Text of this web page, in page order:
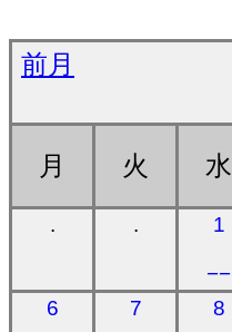
前月
月 火 水
. . 1
−−
6
7 8